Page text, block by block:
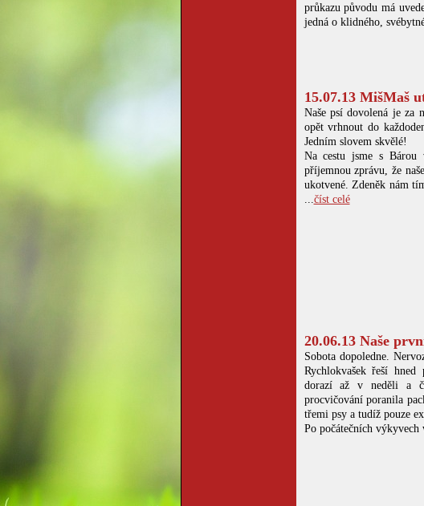
průkazu původu má
jedná o klidného,
15.07.13 MišMaš
Naše psí dovolená je za
opět vrhnout do
Jedním slovem skvělé!
Na cestu jsme s
příjemnou zprávu, že
ukotvené. Zdeněk nám
...číst celé
20.06.13 Naše
Sobota dopoledne.
Rychlokvašek řeší
dorazí až v neděli a
procvičování poranila
třemi psy a tudíž pouze
Po počátečních